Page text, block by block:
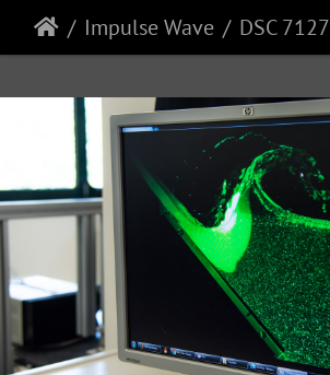
Impulse Wave DSC 7127